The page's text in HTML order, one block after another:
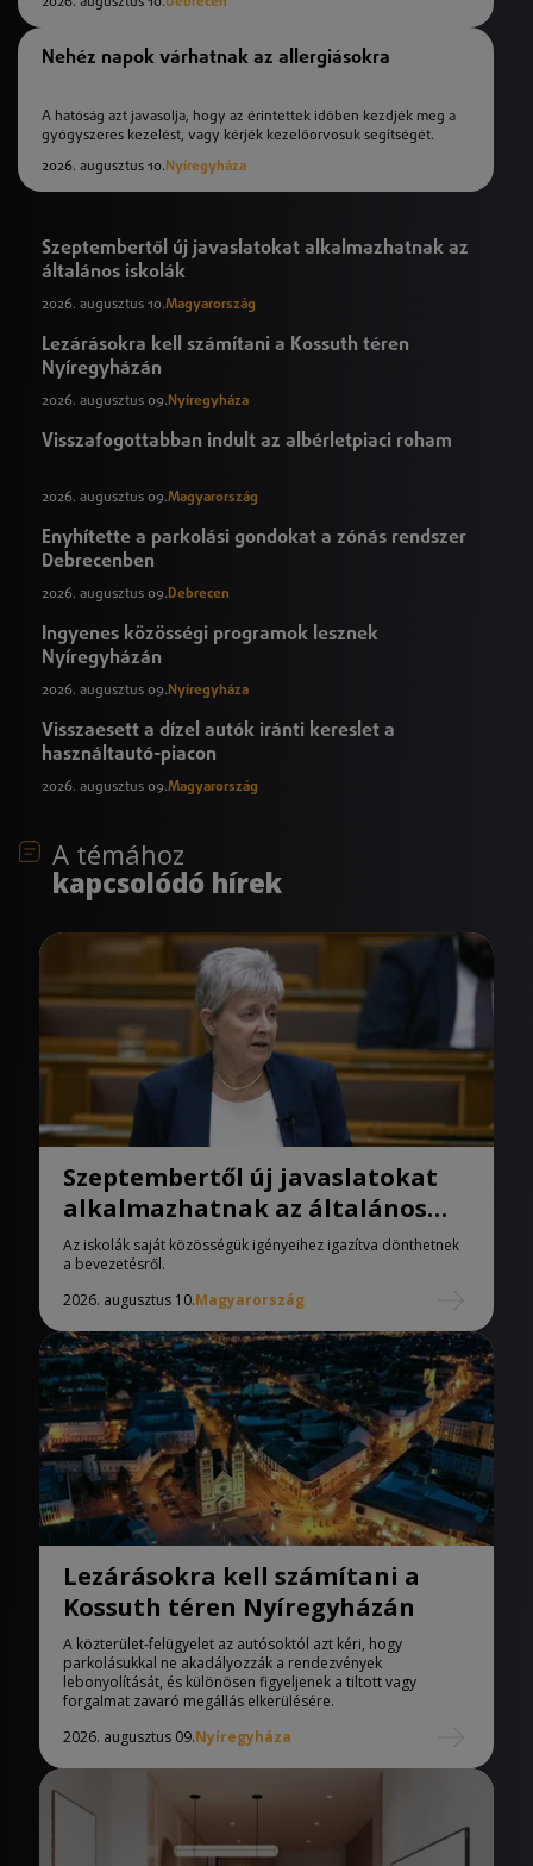
Nehéz napok várhatnak az allergiásokra
A hatóság azt javasolja, hogy az érintettek időben kezdjék meg a
gyógyszeres kezelést, vagy kérjék kezelőorvosuk segítségét.
2026. augusztus 10. Nyíregyháza
Szeptembertől új javaslatokat alkalmazhatnak az
általános iskolák
2026. augusztus 10.Magyarország
Lezárásokra kell számítani a Kossuth téren
Nyíregyházán
2026. augusztus 09. Nyíregyháza
Visszafogottabban indult az albérletpiaci roham
2026. augusztus 09.Magyarország
Enyhítette a parkolási gondokat a zónás rendszer
Debrecenben
2026. augusztus 09.Debrecen
Ingyenes közösségi programok lesznek
Nyíregyházán
2026. augusztus 09. Nyíregyháza
Visszaesett a dízel autók iránti kereslet a
használtautó-piacon
2026. augusztus 09.Magyarország
A témához
kapcsolódó hírek
Szeptembertől új javaslatokat
alkalmazhatnak az általános
iskolák
Az iskolák saját közösségük igényeihez igazítva dönthetnek
a bevezetésről.
2026. augusztus 10.Magyarország
Lezárásokra kell számítani a
Kossuth téren Nyíregyházán
A közterület-felügyelet az autósoktól azt kéri, hogy
parkolásukkal ne akadályozzák a rendezvények
lebonyolítását, és különösen figyeljenek a tiltott vagy
forgalmat zavaró megállás elkerülésére.
2026. augusztus 09.Nyíregyháza